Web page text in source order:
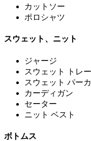
カットソー
ポロシャツ
スウェット、ニット
ジャージ
スウェット トレ
スウェット パーカ
カーディガン
セーター
ニット ベスト
ボトムス